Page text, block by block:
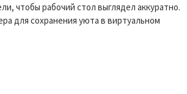
чтобы рабочий стол выглядел аккуратно.
для сохранения уюта в виртуальном